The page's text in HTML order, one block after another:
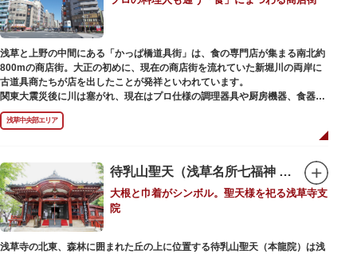
境内の歴史ある建造物も必見です。ひと際目立つ五重塔、国指定重要文化財
の二天門、浅草名所七福神のひとつ・大黒天が祀られた影向堂（ようごうど
う）など、悠久の時に思いを馳せて見学をお楽しみください。
日没後はライトアップされ、朱塗りの建物がより一層鮮やかに浮かび上がり
ます。昼間は約90店舗が軒を連ねる仲見世のお店も閉まり、シャッターに描
かれた「浅草絵巻」を楽しめるのも夜の醍醐味。撮影スポットやデートスポ
ットにもおすすめです。昼間と比べて人が少なくゆっくり巡れるので、足を
運んでみてはいかがでしょうか。
浅草と上野の中間にある「かっぱ橋道具街」は、食の専門店が集まる南北約
800mの商店街。大正の初めに、現在の商店街を流れていた新堀川の両岸に
古道具商たちが店を出したことが発祥といわれています。
関東大震災後に川は塞がれ、現在はプロ仕様の調理器具や厨房機器、食器、
包材、調理衣装など「食」にまつわる約170軒の専門店が集まる個性的な専
門商店街として賑わいを見せています。もちろん、ほとんどのお店が小売に
も対応。家庭の調理用具を購入したい人や観光客にもおすすめです。食品サ
毎年、道具の日である10月9日前後に開催される「かっぱ橋道具まつり」で
は、各店舗がおすすめ商品や掘り出しものを販売。また、年ごとに異なる
様々な催しものも行われます。
浅草中央部エリア
待乳山聖天（浅草名所七福神 毘沙門天）
大根と巾着がシンボル。聖天様を祀る浅草寺支
院
浅草寺の北東、森林に囲まれた丘の上に位置する待乳山聖天（本龍院）は浅